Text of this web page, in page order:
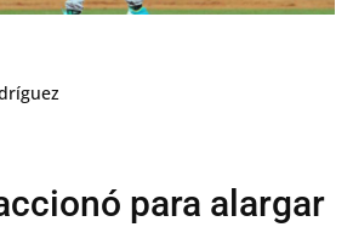
para alargar